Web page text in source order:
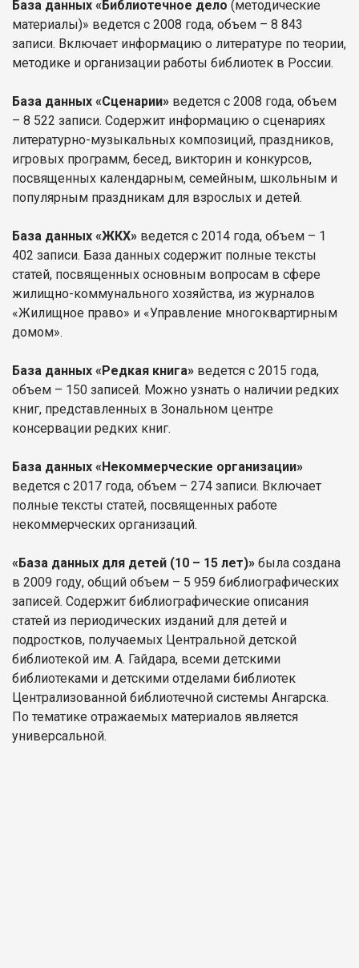
База данных «Библиотечное дело (методические
материалы)» ведется с 2008 года, объем – 8 843
записи. Включает информацию о литературе по теории,
методике и организации работы библиотек в России.
База данных «Сценарии» ведется с 2008 года, объем
– 8 522 записи. Содержит информацию о сценариях
литературно-музыкальных композиций, праздников,
игровых программ, бесед, викторин и конкурсов,
посвященных календарным, семейным, школьным и
популярным праздникам для взрослых и детей.
База данных «ЖКХ» ведется с 2014 года, объем – 1
402 записи. База данных содержит полные тексты
статей, посвященных основным вопросам в сфере
жилищно-коммунального хозяйства, из журналов
«Жилищное право» и «Управление многоквартирным
домом».
База данных «Редкая книга» ведется с 2015 года,
объем – 150 записей. Можно узнать о наличии редких
книг, представленных в Зональном центре
консервации редких книг.
База данных «Некоммерческие организации»
ведется с 2017 года, объем – 274 записи. Включает
полные тексты статей, посвященных работе
некоммерческих организаций.
«База данных для детей (10 – 15 лет)» была создана
в 2009 году, общий объем – 5 959 библиографических
записей. Содержит библиографические описания
статей из периодических изданий для детей и
подростков, получаемых Центральной детской
библиотекой им. А. Гайдара, всеми детскими
библиотеками и детскими отделами библиотек
Централизованной библиотечной системы Ангарска.
По тематике отражаемых материалов является
универсальной.